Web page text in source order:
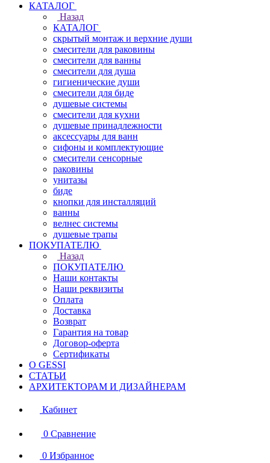
КАТАЛОГ
Назад
КАТАЛОГ
скрытый монтаж и верхние души
смесители для раковины
смесители для ванны
смесители для душа
гигиенические души
смесители для биде
душевые системы
смесители для кухни
душевые принадлежности
аксессуары для ванн
сифоны и комплектующие
смесители сенсорные
раковины
унитазы
биде
кнопки для инсталляций
ванны
велнес системы
душевые трапы
ПОКУПАТЕЛЮ
Назад
ПОКУПАТЕЛЮ
Наши контакты
Наши реквизиты
Оплата
Доставка
Возврат
Гарантия на товар
Договор-оферта
Сертификаты
О GESSI
СТАТЬИ
АРХИТЕКТОРАМ И ДИЗАЙНЕРАМ
Кабинет
0 Сравнение
0 Избранное